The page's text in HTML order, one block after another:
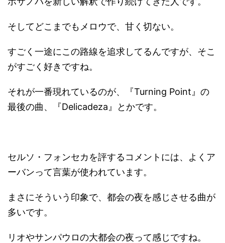
そしてどこまでもメロウで、甘く切ない。
すごく一途にこの路線を追求してるんですが、そこ
がすごく好きですね。
それが一番現れているのが、『Turning Point』の
最後の曲、『Delicadeza』とかです。
セルソ・フォンセカを評するコメントには、よくア
ーバンって言葉が使われています。
まさにそういう印象で、都会の夜を感じさせる曲が
多いです。
リオやサンパウロの大都会の夜って感じですね。